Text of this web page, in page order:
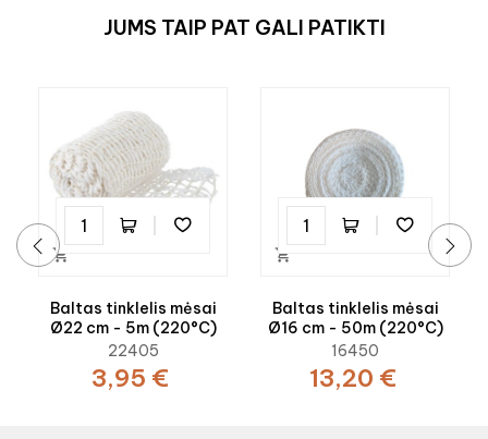
JUMS TAIP PAT GALI PATIKTI

Baltas tinklelis mėsai
Ø22 cm - 5m (220°C)
22405
3,95 €

Baltas tinklelis mėsai
Ø16 cm - 50m (220°C)
16450
13,20 €